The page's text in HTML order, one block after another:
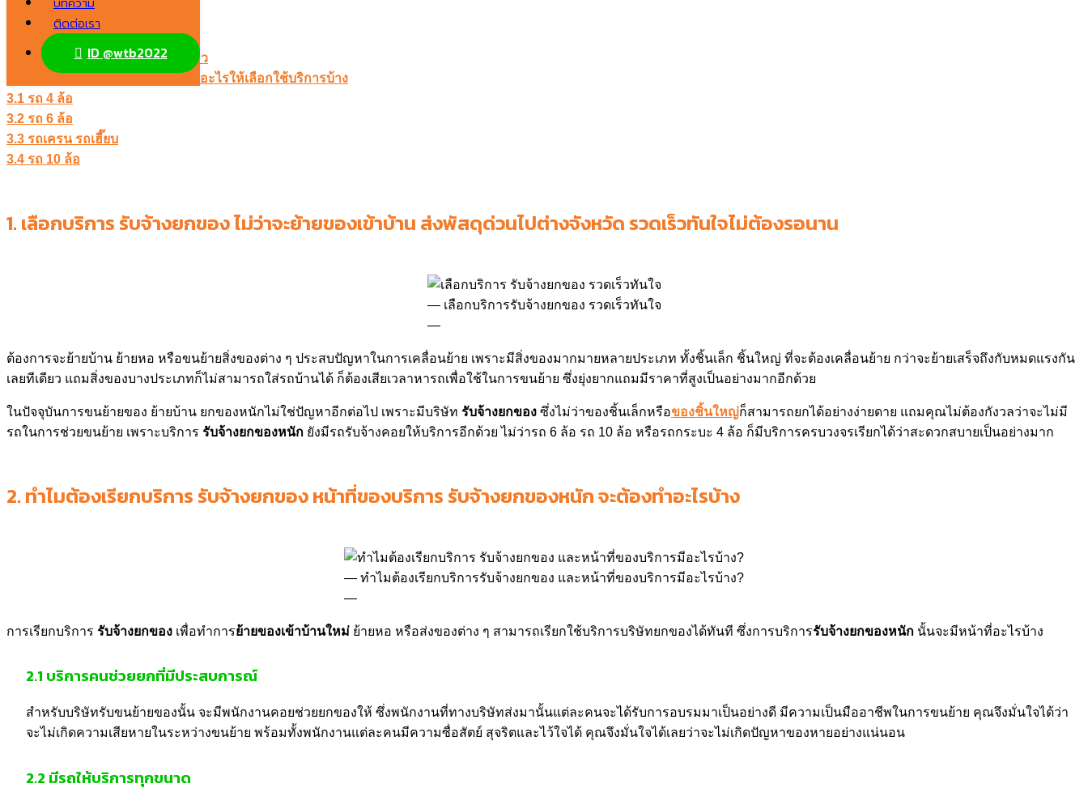
ติดต่อเรา
ID @wtb2022
2.3 ราคาไม่สูง
2.4 การประกันสินค้าเสียหาย
2.5 เรียกใช้บริการง่าย ไม่ต้องจองคิว
3. บริการย้ายของเข้าบ้านใหม่ มีรถอะไรให้เลือกใช้บริการบ้าง
3.1 รถ 4 ล้อ
3.2 รถ 6 ล้อ
3.3 รถเครน รถเฮี๊ยบ
3.4 รถ 10 ล้อ
1. เลือกบริการ รับจ้างยกของ ไม่ว่าจะย้ายของเข้าบ้าน ส่งพัสดุด่วนไปต่างจังหวัด รวดเร็วทันใจไม่ต้องรอนาน
เลือกบริการรับจ้างยกของ รวดเร็วทันใจ
ต้องการจะย้ายบ้าน ย้ายหอ หรือขนย้ายสิ่งของต่าง ๆ ประสบปัญหาในการเคลื่อนย้าย เพราะมีสิ่งของมากมายหลายประเภท ทั้งชิ้นเล็ก ชิ้นใหญ่ ที่จะต้องเคลื่อนย้าย กว่าจะย้ายเสร็จถึงกับหมดแรงกัน
เลยทีเดียว แถมสิ่งของบางประเภทก็ไม่สามารถใส่รถบ้านได้ ก็ต้องเสียเวลาหารถเพื่อใช้ในการขนย้าย ซึ่งยุ่งยากแถมมีราคาที่สูงเป็นอย่างมากอีกด้วย
ในปัจจุบันการขนย้ายของ ย้ายบ้าน ยกของหนักไม่ใช่ปัญหาอีกต่อไป เพราะมีบริษัท รับจ้างยกของ ซึ่งไม่ว่าของชิ้นเล็กหรือของชิ้นใหญ่ก็สามารถยกได้อย่างง่ายดาย แถมคุณไม่ต้องกังวลว่าจะไม่มี
รถในการช่วยขนย้าย เพราะบริการ รับจ้างยกของหนัก ยังมีรถรับจ้างคอยให้บริการอีกด้วย ไม่ว่ารถ 6 ล้อ รถ 10 ล้อ หรือรถกระบะ 4 ล้อ ก็มีบริการครบวงจรเรียกได้ว่าสะดวกสบายเป็นอย่างมาก
2. ทำไมต้องเรียกบริการ รับจ้างยกของ หน้าที่ของบริการ รับจ้างยกของหนัก จะต้องทำอะไรบ้าง
ทำไมต้องเรียกบริการรับจ้างยกของ และหน้าที่ของบริการมีอะไรบ้าง?
การเรียกบริการ รับจ้างยกของ เพื่อทำการย้ายของเข้าบ้านใหม่ ย้ายหอ หรือส่งของต่าง ๆ สามารถเรียกใช้บริการบริษัทยกของได้ทันที ซึ่งการบริการรับจ้างยกของหนัก นั้นจะมีหน้าที่อะไรบ้าง
2.1 บริการคนช่วยยกที่มีประสบการณ์
สำหรับบริษัทรับขนย้ายของนั้น จะมีพนักงานคอยช่วยยกของให้ ซึ่งพนักงานที่ทางบริษัทส่งมานั้นแต่ละคนจะได้รับการอบรมมาเป็นอย่างดี มีความเป็นมืออาชีพในการขนย้าย คุณจึงมั่นใจได้ว่า
จะไม่เกิดความเสียหายในระหว่างขนย้าย พร้อมทั้งพนักงานแต่ละคนมีความซื่อสัตย์ สุจริตและไว้ใจได้ คุณจึงมั่นใจได้เลยว่าจะไม่เกิดปัญหาของหายอย่างแน่นอน
2.2 มีรถให้บริการทุกขนาด